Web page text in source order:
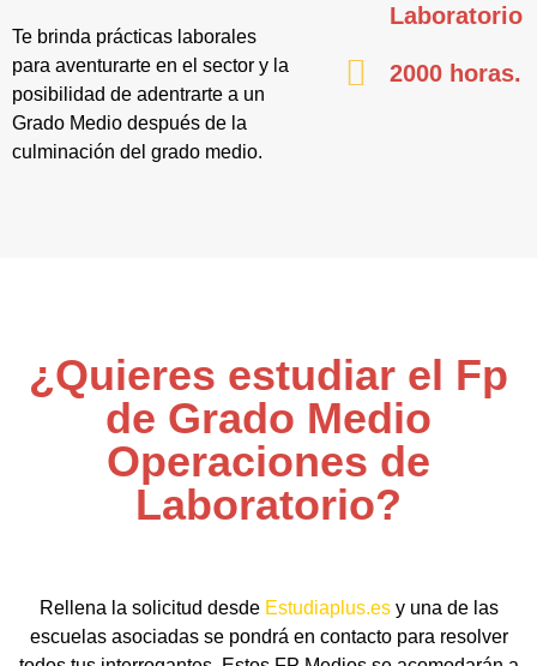
Te brinda prácticas laborales
para aventurarte en el sector y la
posibilidad de adentrarte a un
Grado Medio después de la
culminación del grado medio.
Laboratorio
2000 horas.
¿Quieres estudiar el Fp
de Grado Medio
Operaciones de
Laboratorio?
Rellena la solicitud desde Estudiaplus.esy una de las
escuelas asociadas se pondrá en contacto para resolver